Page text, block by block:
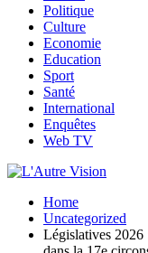
Politique
Culture
Economie
Education
Sport
Santé
International
Enquêtes
Web TV
Home
Uncategorized
Législatives